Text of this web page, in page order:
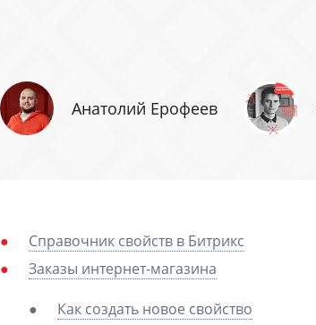
Анатолий Ерофеев
Справочник свойств в Битрикс
Заказы интернет-магазина
Как создать новое свойство